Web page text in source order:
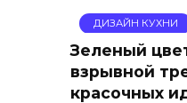
ДИЗАЙН КУХНИ
Зеленый
взрывной
красочных